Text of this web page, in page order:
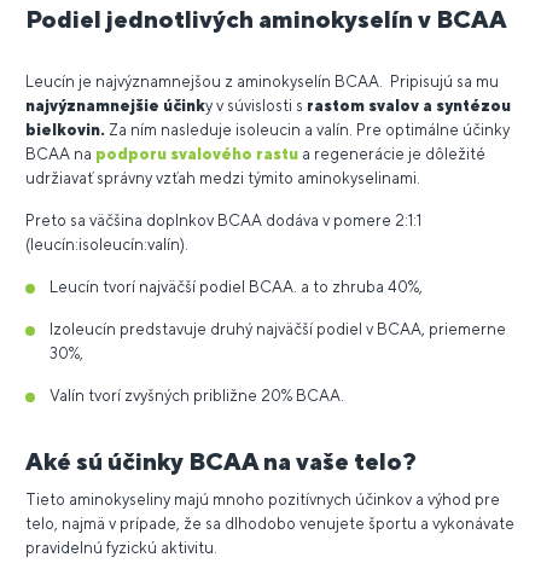
Podiel jednotlivých aminokyselín v BCAA
Leucín je najvýznamnejšou z aminokyselín BCAA. Pripisujú sa mu
najvýznamnejšie účinky v súvislosti s rastom svalov a syntézou
bielkovin. Za ním nasleduje isoleucin a valín. Pre optimálne účinky
BCAA na podporu svalového rastu a regenerácie je dôležité
udržiavať správny vzťah medzi týmito aminokyselinami.
Preto sa väčšina doplnkov BCAA dodáva v pomere 2:1:1
(leucín:isoleucín:valín).
Leucín tvorí najväčší podiel BCAA. a to zhruba 40%,
Izoleucín predstavuje druhý najväčší podiel v BCAA, priemerne
30%,
Valín tvorí zvyšných približne 20% BCAA.
Aké sú účinky BCAA na vaše telo?
Tieto aminokyseliny majú mnoho pozitívnych účinkov a výhod pre
telo, najmä v prípade, že sa dlhodobo venujete športu a vykonávate
pravidelnú fyzickú aktivitu.